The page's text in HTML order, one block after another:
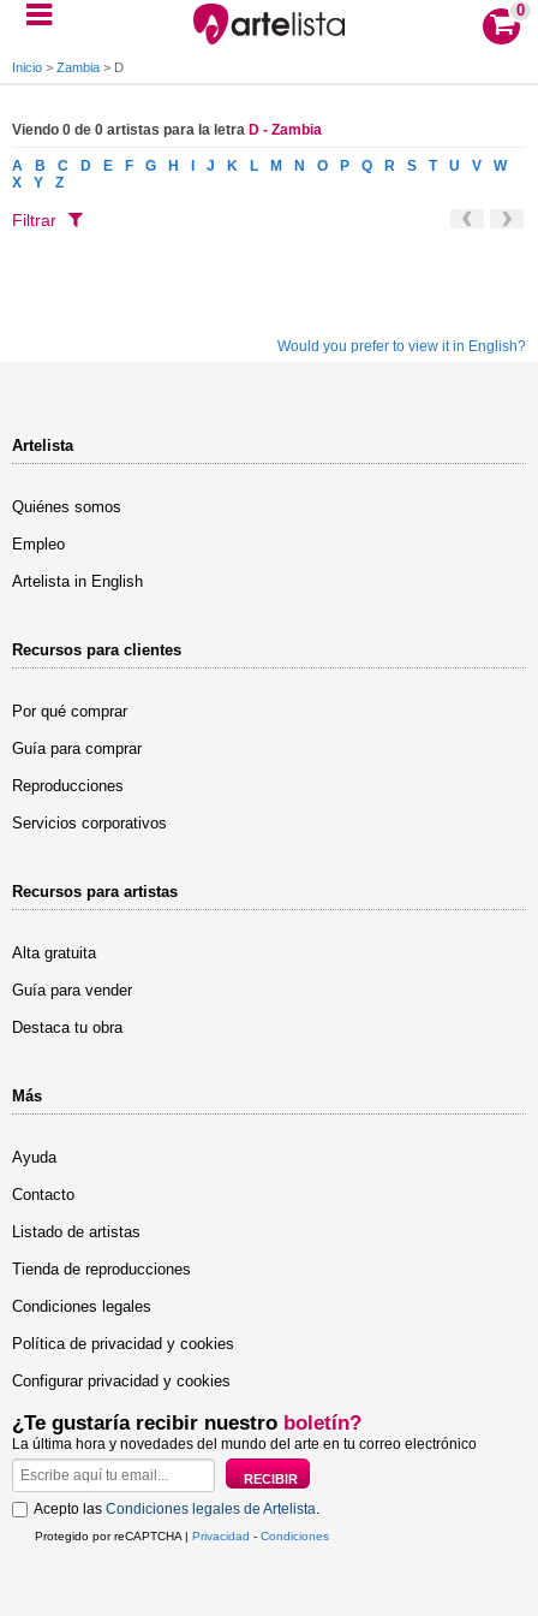
0
Inicio > Zambia > D
Viendo 0 de 0 artistas para la letra D - Zambia
A B C D E F G H J K L M N O P Q R S T U V
W
X
Y Z
Filtrar
Would you prefer to view it in English?
Artelista
Quiénes somos
Empleo
Artelista in English
Recursos para clientes
Por qué comprar
Guía para comprar
Reproducciones
Servicios corporativos
Recursos para artistas
Alta gratuita
Guía para vender
Destaca tu obra
Más
Ayuda
Contacto
Listado de artistas
Tienda de reproducciones
Condiciones legales
Política de privacidad y cookies
Configurar privacidad y cookies
¿Te gustaría recibir nuestro boletín?
La última hora y novedades del mundo del arte en tu correo electrónico
Acepto las Condiciones legales de Artelista.
Protegido por reCAPTCHA | Privacidad - Condiciones